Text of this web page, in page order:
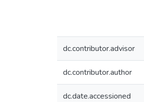
dc.contributor.advisor
dc.contributor.author
dc.date.accessioned